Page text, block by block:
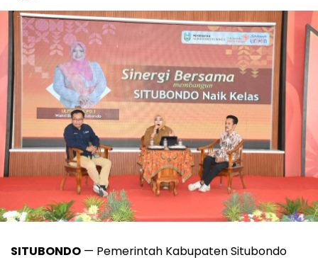
SITUBONDO — Pemerintah Kabupaten Situbondo